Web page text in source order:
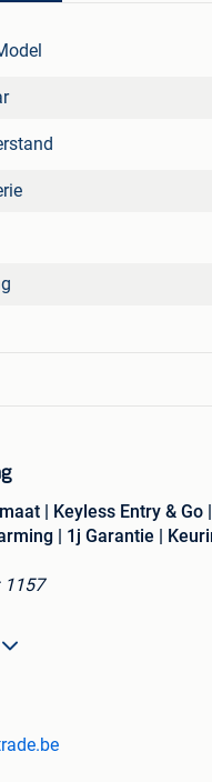
| Keyless Entry &
| 1j Garantie |
1157
Originele kilometers
5B